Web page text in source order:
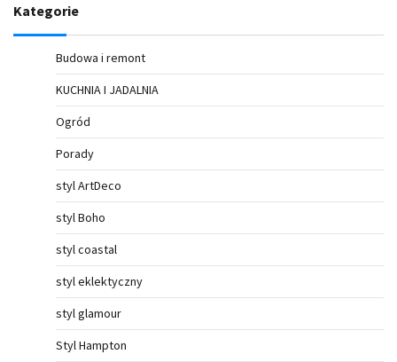
Kategorie
Budowa i remont
KUCHNIA I JADALNIA
Ogród
Porady
styl ArtDeco
styl Boho
styl coastal
styl eklektyczny
styl glamour
Styl Hampton